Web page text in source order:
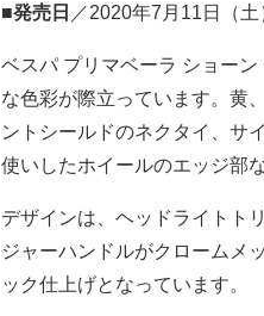
■発売日 ／2020年7月11日（土
ベスパ プリマベーラ ショー
な色彩が際立っています。黄
ントシールドのネクタイ、サ
使いしたホイールのエッジ部
デザインは、ヘッドライトト
ジャーハンドルがクロームメ
ック仕上げとなっています。